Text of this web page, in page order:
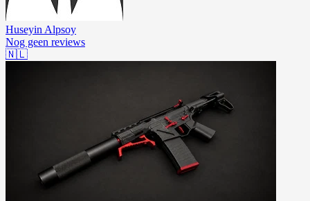
Huseyin Alpsoy
Nog geen reviews
🇳🇱